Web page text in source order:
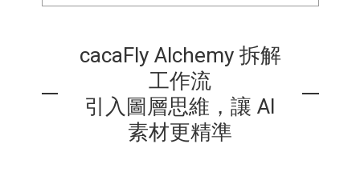
cacaFly Alchemy 拆解
工作流
引入圖層思維，讓 AI
素材更精準